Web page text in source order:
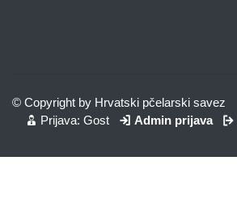
© Copyright by Hrvatski pčelarski savez
Prijava: Gost
Admin prijava